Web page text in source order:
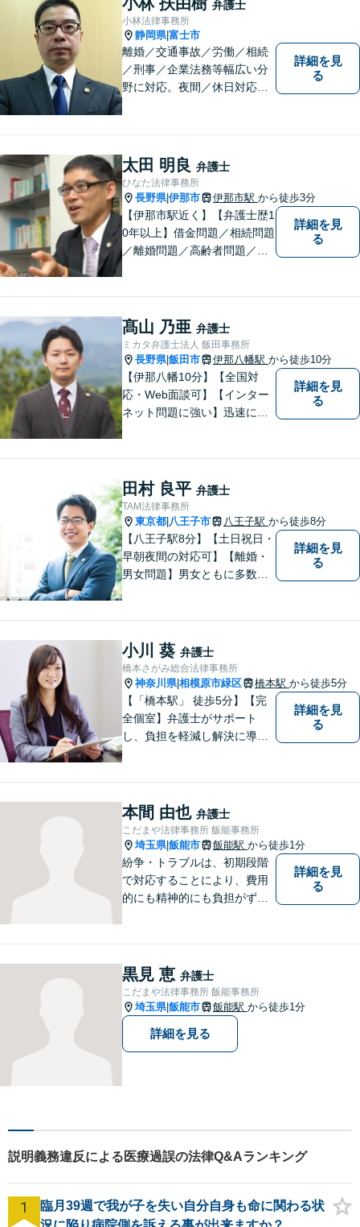
にご相談ください。
弁護士
小林法律事務所
静岡県|富士市
離婚／交通事故／労働／相続
／刑事／企業法務等幅広い分
野に対応。夜間／休日対応
っていません
詳細を見
る
太田 明良 弁護士
ひなた法律事務所
長野県|伊那市 伊那市駅 から徒歩3分
【伊那市駅近く】【弁護士歴1
0年以上】借金問題／相続問題
／離婚問題／高齢者問題／相
根ざした弁護士】もし何かお
困りな事がございましたらお
気軽にご相談ください。
詳細を見
る
髙山 乃亜 弁護士
ミカタ弁護士法人 飯田事務所
長野県|飯田市 伊那八幡駅 から徒歩10分
【伊那八幡10分】【全国対
応・Web面談可】【インター
ネット問題に強い】迅速に対
のようなことでも、お気軽に
ご相談ください。
詳細を見
る
田村 良平 弁護士
TAM法律事務所
東京都 八王子市 八王子駅 から徒歩8分
【八王子駅8分】【土日祝日・
早朝夜間の対応可】【離婚・
男女問題】男女ともに多数実
い。
詳細を見
る
小川 葵 弁護士
橋本さがみ総合法律事務所
神奈川県|相模原市緑区 橋本駅 から徒歩5分
【「橋本駅」 徒歩5分】【完
全個室】弁護士がサポート
し、負担を軽減し解決に導き
はご相談いただき、今後の進
め方を一緒に考えましょう。
【法テラス利用可】
詳細を見
る
本間 由也 弁護士
こだまや法律事務所 飯能事務所
埼玉県|飯能市 飯能駅 から徒歩1分
紛争・トラブルは、初期段階
で対応することにより、費用
的にも精神的にも負担がずっ
ひ一度ご相談ください。
詳細を見
る
黒見 恵 弁護士
こだまや法律事務所 飯能事務所
埼玉県|飯能市 飯能駅 から徒歩1分
詳細を見る
説明義務違反による医療過誤の法律Q&Aランキング
1
臨月39週で我が子を失い自分自身も命に関わる状